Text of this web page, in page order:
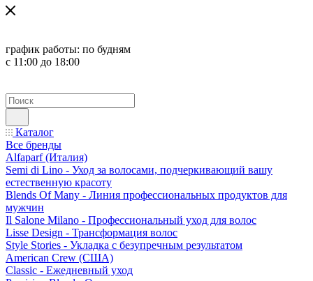
график работы: по будням
с 11:00 до 18:00
Каталог
Все бренды
Alfaparf (Италия)
Semi di Lino - Уход за волосами, подчеркивающий вашу
естественную красоту
Blends Of Many - Линия профессиональных продуктов для
мужчин
Il Salone Milano - Профессиональный уход для волос
Lisse Design - Трансформация волос
Style Stories - Укладка с безупречным результатом
American Crew (США)
Classic - Ежедневный уход